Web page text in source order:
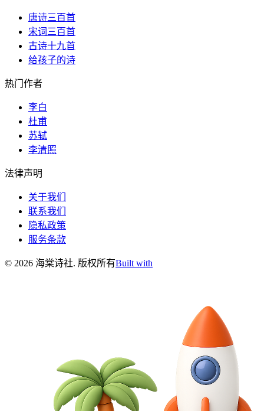
唐诗三百首
宋词三百首
古诗十九首
给孩子的诗
热门作者
李白
杜甫
苏轼
李清照
法律声明
关于我们
联系我们
隐私政策
服务条款
© 2026 海棠诗社. 版权所有Built with